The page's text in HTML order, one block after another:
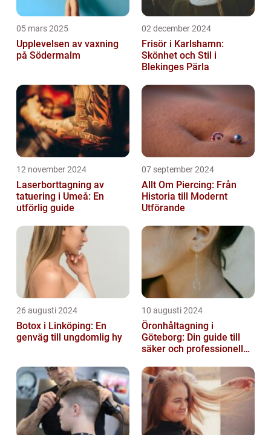
05 mars 2025
Upplevelsen av vaxning
på Södermalm
02 december 2024
Frisör i Karlshamn:
Skönhet och Stil i
Blekinges Pärla
12 november 2024
Laserborttagning av
tatuering i Umeå: En
utförlig guide
07 september 2024
Allt Om Piercing: Från
Historia till Modernt
Utförande
26 augusti 2024
Botox i Linköping: En
genväg till ungdomlig hy
10 augusti 2024
Öronhåltagning i
Göteborg: Din guide till
säker och professionell